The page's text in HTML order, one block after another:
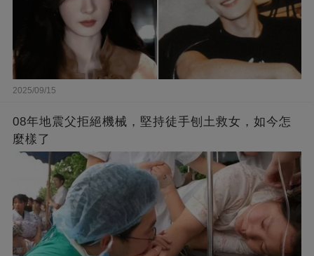
2025/09/15
08年地震父拒絕機械，堅持徒手刨土救女，如今怎
麼樣了